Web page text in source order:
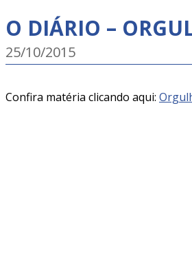
O DIÁRIO –
25/10/2015
Confira matéria clicando aqui: